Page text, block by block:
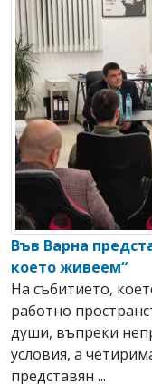
Във Варна
което живеем“
На събитието,
работно
души, въпреки
условия, а
представян ...